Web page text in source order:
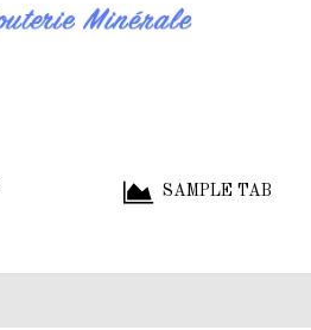
SAMPLE TAB